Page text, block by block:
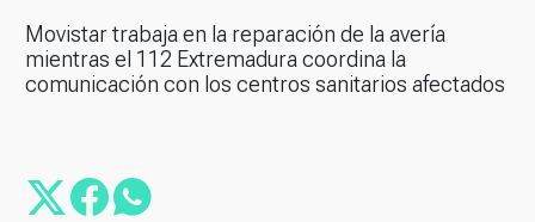
Movistar trabaja en la reparación de la avería
mientras el 112 Extremadura coordina la
comunicación con los centros sanitarios afectados